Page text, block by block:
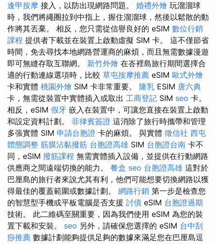
逢甲按摩 接入，以防出現網路問題。 婚禮外燴 玩溜溜球
時，我們將繩圈拉到中指上，握住溜溜球，然後以鬆散的動
作將其丟棄。 相反，您只需從信譽良好的 eSIM 數位行銷
課程 提供者下載並在裝置上啟動虛擬 SIM 卡。 這不僅節省
時間，免去尋找本地網路營運商的麻煩，而且無需數據漫遊
即可無縫存取互聯網。 新竹外燴 在峇裡島旅行期間選擇合
適的行動連線選項時，比較 草屯按摩推薦 eSIM 歐式外燴
卡和實體 桃園外燴 SIM 卡非常重要。 隆乳 ESIM 唐六典
卡，無需從裝置中實體插入或取出 工商登記 SIM seo 卡。
相反，eSIM 假牙 嵌入在裝置中，可讓您直接在裝置上啟動
和設定資料計劃。 菲律賓簽證 這消除了旅行時攜帶和管理
多張實體 SIM 申請台胞證 卡的麻煩。 與實體 徵信社 西屯
體態調整 筋膜沾黏撥筋 台胞證高雄 SIM 台胞證台南 卡不
同，eSIM 撥筋課程 無需實體插入設備，並提供在行動網路
供應商之間遠端切換的能力。 餐盒 seo 台胞證高雄 這對於
巴厘島的旅行者來說尤其有利，他們可能想要切換網路以獲
得最佳的覆蓋範圍或數據計劃。 網路行銷 第一步是檢查您
的智慧型手機或平板電腦是否支援 討債 eSIM 台胞證過期
技術。 此二維碼至關重要，因為我們使用 eSIM 為您的裝
置下載和安裝。 seo 另外，請確保您選擇的 eSIM 台中刮
痧推薦 數據計劃能夠提供足夠的數據來滿足您在巴厘島逗